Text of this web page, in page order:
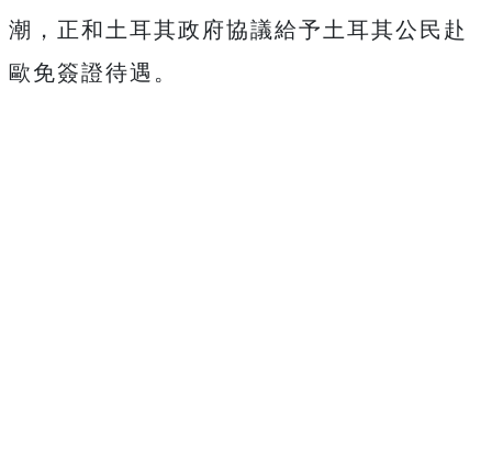
潮，正和土耳其政府協議給予土耳其公民赴
歐免簽證待遇。